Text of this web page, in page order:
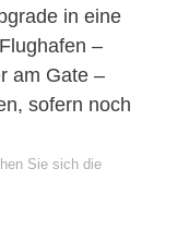
in eine
–
am Gate –
sofern noch
Sie sich die